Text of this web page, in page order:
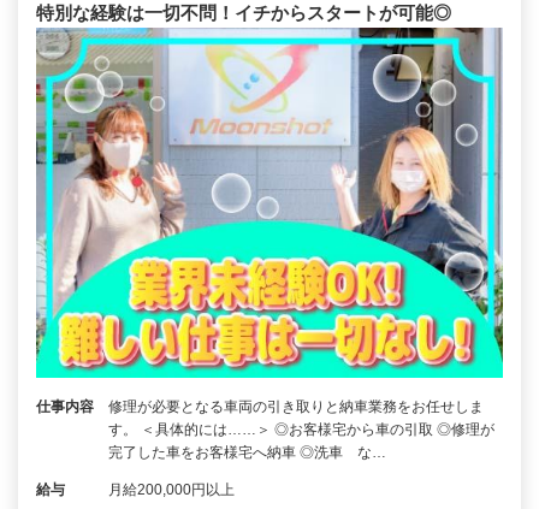
特別な経験は一切不問！イチからスタートが可能◎
仕事内容
修理が必要となる車両の引き取りと納車業務をお任せしま
す。 ＜具体的には……＞ ◎お客様宅から車の引取 ◎修理が
完了した車をお客様宅へ納車 ◎洗車 な…
給与 月給200,000円以上